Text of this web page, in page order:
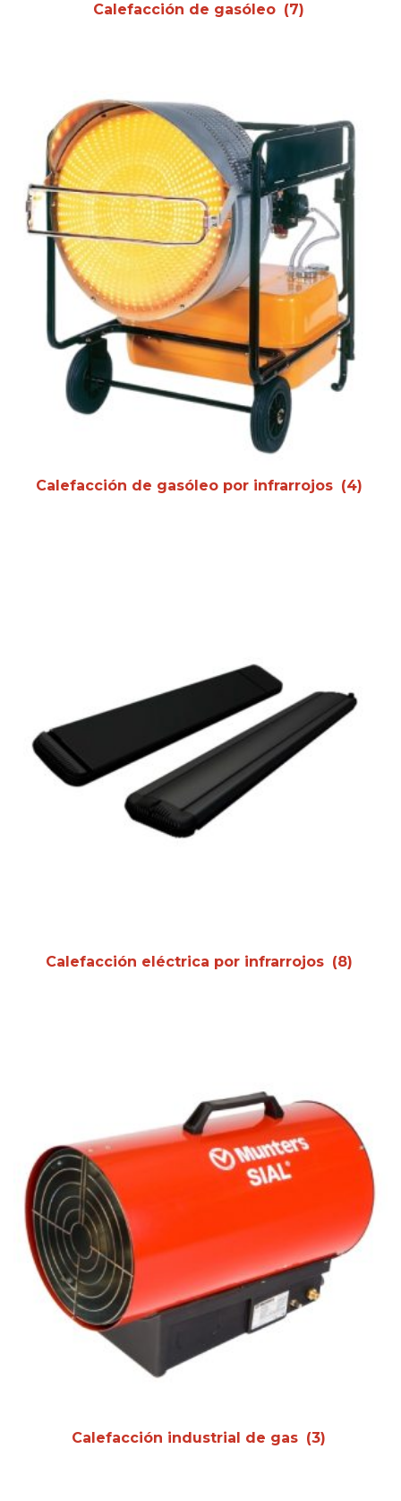
Calefacción de gasóleo (7)
Calefacción de gasóleo por infrarrojos (4)
Calefacción eléctrica por infrarrojos (8)
Calefacción industrial de gas (3)